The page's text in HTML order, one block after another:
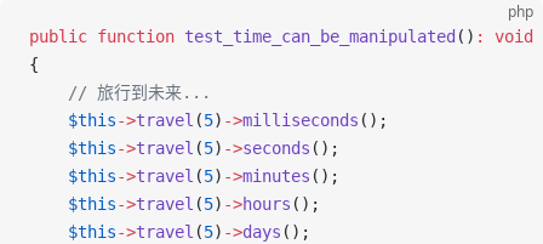
php
public function test_time_can_be_manipulated () :
void
{
    // 旅行到未来...
    $this
->travel (5) ->milliseconds ();
    $this
->travel (5) ->seconds ();
    $this
->travel (5) ->minutes ();
    $this
->travel (5) ->hours ();
    $this
->travel (5) ->days ();